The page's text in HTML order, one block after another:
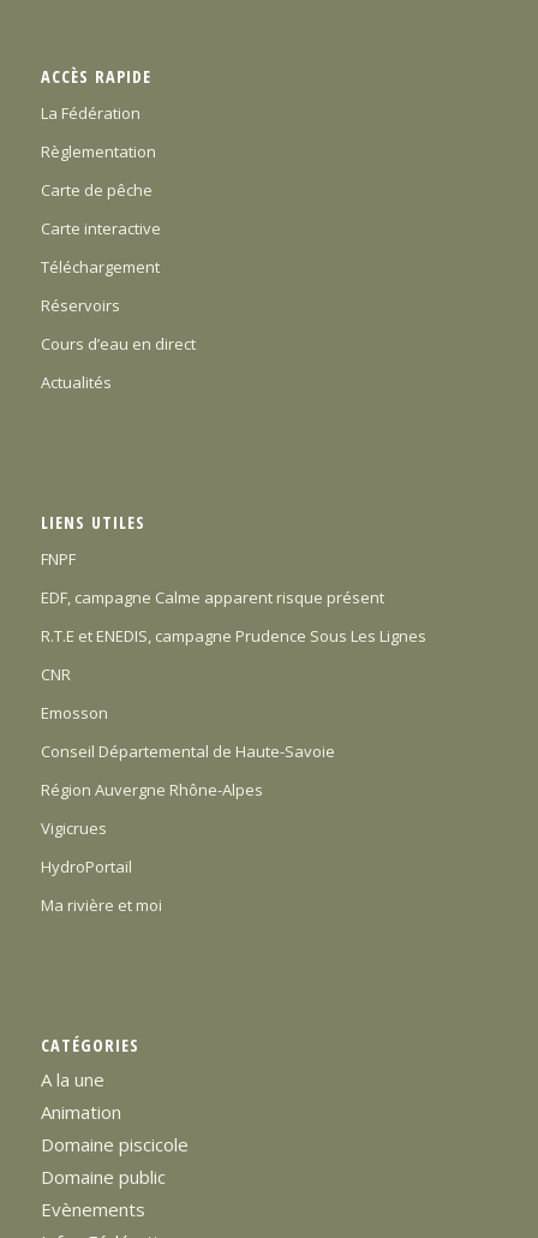
ACCÈS RAPIDE
La Fédération
Règlementation
Carte de pêche
Carte interactive
Téléchargement
Réservoirs
Cours d’eau en direct
Actualités
LIENS UTILES
FNPF
EDF, campagne Calme apparent risque présent
R.T.E et ENEDIS, campagne Prudence Sous Les Lignes
CNR
Emosson
Conseil Départemental de Haute-Savoie
Région Auvergne Rhône-Alpes
Vigicrues
HydroPortail
Ma rivière et moi
CATÉGORIES
A la une
Animation
Domaine piscicole
Domaine public
Evènements